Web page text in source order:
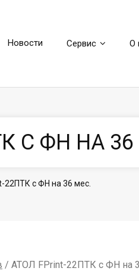
Новости Сервис О
С ФН НА
22ПТК с ФН на 36 мес.
/ АТОЛ FPrint-22ПТК с ФН на